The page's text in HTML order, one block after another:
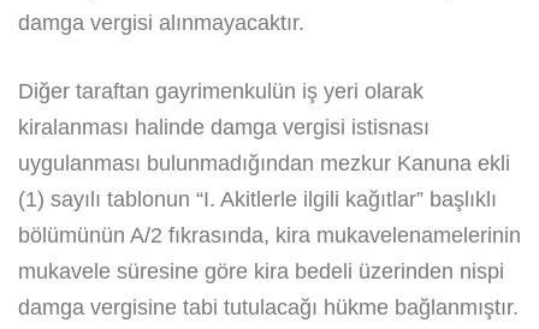
damga vergisi alınmayacaktır.
Diğer taraftan gayrimenkulün iş yeri olarak
kiralanması halinde damga vergisi istisnası
uygulanması bulunmadığından mezkur Kanuna ekli
(1) sayılı tablonun “I. Akitlerle ilgili kağıtlar” başlıklı
bölümünün A/2 fıkrasında, kira mukavelenamelerinin
mukavele süresine göre kira bedeli üzerinden nispi
damga vergisine tabi tutulacağı hükme bağlanmıştır.